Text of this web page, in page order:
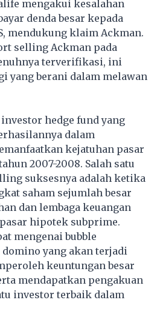
mengakui kesalahan
denda besar kepada
mendukung klaim Ackman.
selling Ackman pada
terverifikasi, ini
yang berani dalam melawan
hedge fund yang
dalam
kejatuhan pasar
2007-2008. Salah satu
suksesnya adalah ketika
saham sejumlah besar
dan lembaga keuangan
hipotek subprime.
mengenai bubble
yang akan terjadi
keuntungan besar
mendapatkan pengakuan
investor terbaik dalam